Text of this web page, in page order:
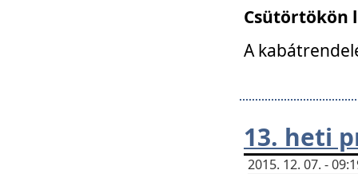
Csütörtökön
A
13. heti
2015. 12. 07. -